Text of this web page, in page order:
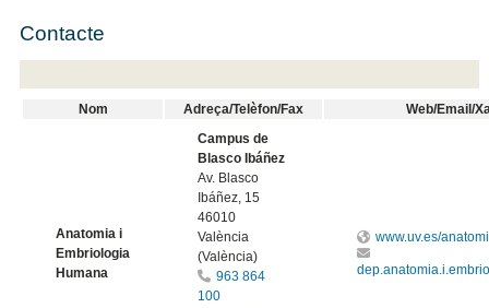
Contacte
Nom Adreça/Telèfon/Fax Web/Email/
Anatomia i
Embriologia
Humana
Campus de
Blasco Ibáñez
Av. Blasco
Ibáñez, 15
46010
València
(València)
963 864
100
www.uv.es/